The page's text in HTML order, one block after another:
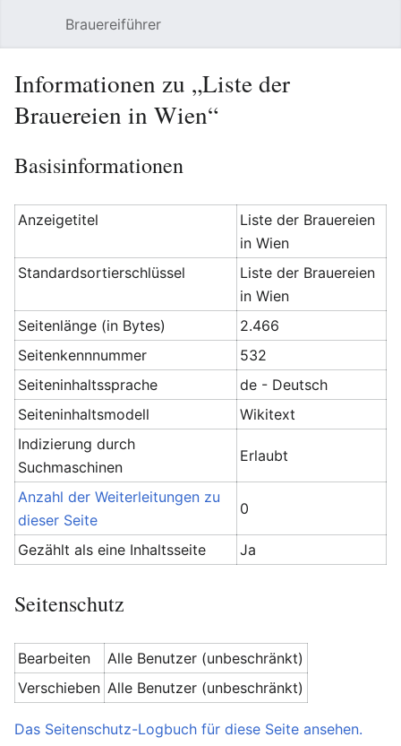
Brauereiführer
Informationen zu „Liste der
Brauereien in Wien“
Basisinformationen
Anzeigetitel
Liste der Brauereien
in Wien
Standardsortierschlüssel
Liste der Brauereien
in Wien
Seitenlänge (in Bytes)
2.466
Seitenkennnummer
532
Seiteninhaltssprache
de - Deutsch
Seiteninhaltsmodell
Wikitext
Indizierung durch
Suchmaschinen
Erlaubt
Anzahl der Weiterleitungen zu
dieser Seite
0
Gezählt als eine Inhaltsseite Ja
Seitenschutz
Bearbeiten
Alle Benutzer (unbeschränkt)
Verschieben Alle Benutzer (unbeschränkt)
Das Seitenschutz-Logbuch für diese Seite ansehen.